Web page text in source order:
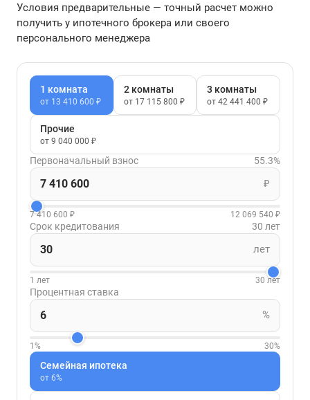
Условия предварительные — точный расчет можно
получить у ипотечного брокера или своего
персонального менеджера
1 комната
от 13 410 600 ₽
2 комнаты
от 17 115 800 ₽
3 комнаты
от 42 441 400 ₽
Прочие
от 9 040 000 ₽
Первоначальный взнос 55.3%
₽
7 410 600 ₽ 12 069 540 ₽
Срок кредитования 30 лет
лет
1 лет 30 лет
Процентная ставка
%
1% 30%
Семейная ипотека
от 6%